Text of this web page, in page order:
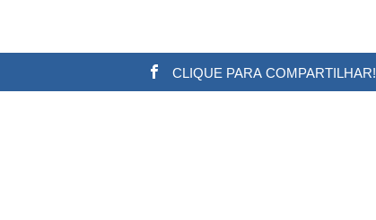
CLIQUE PARA COMPARTILHAR!